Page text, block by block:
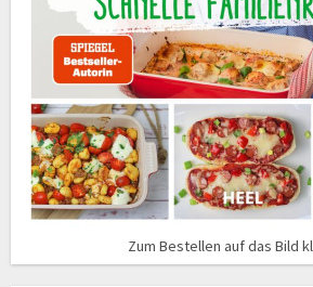
Zum Bestellen auf das Bild